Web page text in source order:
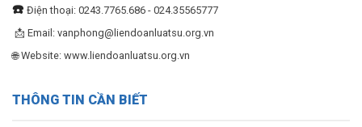
☎️ Điện thoại: 0243.7765.686 - 024.35565777
📩 Email: vanphong@liendoanluatsu.org.vn
🌐 Website: www.liendoanluatsu.org.vn
THÔNG TIN CẦN BIẾT